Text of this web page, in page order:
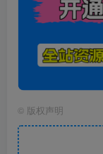
© 版权声明